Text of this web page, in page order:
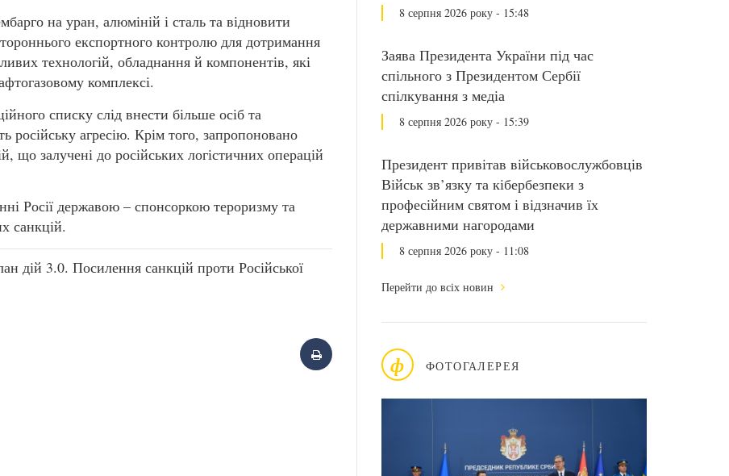
8 серпня 2026 року - 15:48
Заява Президента України під час
спільного з Президентом Сербії
спілкування з медіа
8 серпня 2026 року - 15:39
Президент привітав військовослужбовців
Військ зв’язку та кібербезпеки з
професійним святом і відзначив їх
державними нагородами
8 серпня 2026 року - 11:08
Перейти до всіх новин
ф ФОТОГАЛЕРЕЯ
на уран, алюміній і сталь та відновити
експортного контролю для дотримання
технологій, обладнання й компонентів, які
комплексі.
списку слід внести більше осіб та
російську агресію. Крім того, запропоновано
що залучені до російських логістичних операцій
Росії державою – спонсоркою тероризму та
санкцій.
дій 3.0. Посилення санкцій проти Російської